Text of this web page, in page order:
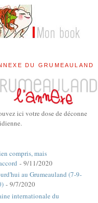
DU GRUMEAULAND
ici votre dose de déconne
compris, mais
- 9/11/2020
au Grumeauland (7-9-
- 9/7/2020
internationale du